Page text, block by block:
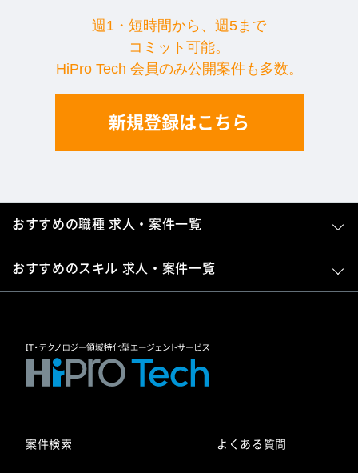
週1・短時間から、週5まで
コミット可能。
HiPro Tech 会員のみ公開案件も多数。
新規登録はこちら
おすすめの職種 求人・案件一覧
おすすめのスキル 求人・案件一覧
案件検索 よくある質問